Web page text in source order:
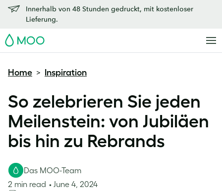
Innerhalb von 48 Stunden gedruckt, mit kostenloser
Lieferung.
MOO
Home > Inspiration
So zelebrieren Sie jeden
Meilenstein: von Jubiläen
bis hin zu Rebrands
Das MOO-Team
2 min read
June 4, 2024